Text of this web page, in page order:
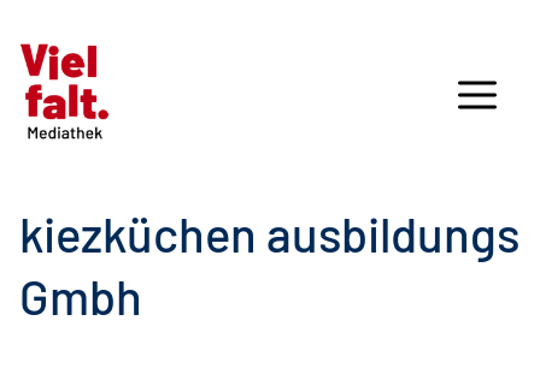
kiezküchen ausbildungs
Gmbh